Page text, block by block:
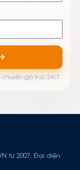
gia trực 24/7.
từ 2007. Đại diện